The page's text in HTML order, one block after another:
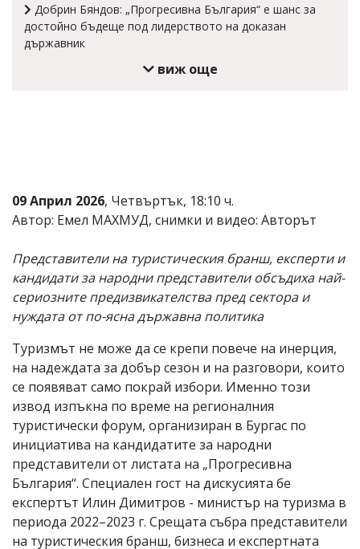
откриете
обиден
Добрин Бяндов: „Прогресивна България“ е шанс за
достойно бъдеще под лидерството на доказан
държавник
виж още
09 Април 2026, Четвъртък, 18:10 ч.
Автор: Емел МАХМУД, снимки и видео: Авторът
Представители на туристическия бранш, експерти и
кандидати за народни представители обсъдиха най-
сериозните предизвикателства пред сектора и
нуждата от по-ясна държавна политика
Туризмът не може да се крепи повече на инерция,
на надеждата за добър сезон и на разговори, които
се появяват само покрай избори. Именно този
извод изпъкна по време на регионалния
туристически форум, организиран в Бургас по
инициатива на кандидатите за народни
представители от листата на „Прогресивна
България“. Специален гост на дискусията бе
експертът Илин Димитров - министър на туризма в
периода 2022–2023 г. Срещата събра представители
на туристическия бранш, бизнеса и експертната